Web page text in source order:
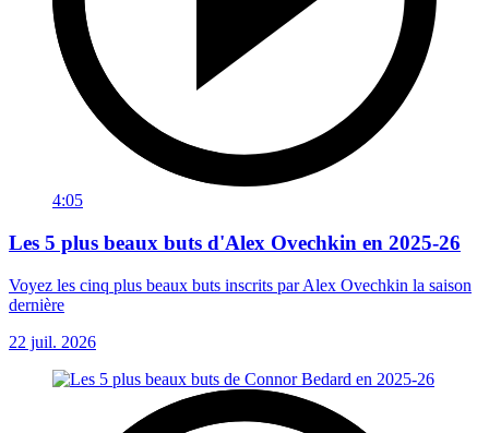
4:05
Les 5 plus beaux buts d'Alex Ovechkin en 2025-26
Voyez les cinq plus beaux buts inscrits par Alex Ovechkin la saison
dernière
22 juil. 2026